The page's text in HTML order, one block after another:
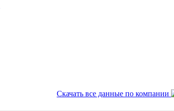
Скачать все данные по компании